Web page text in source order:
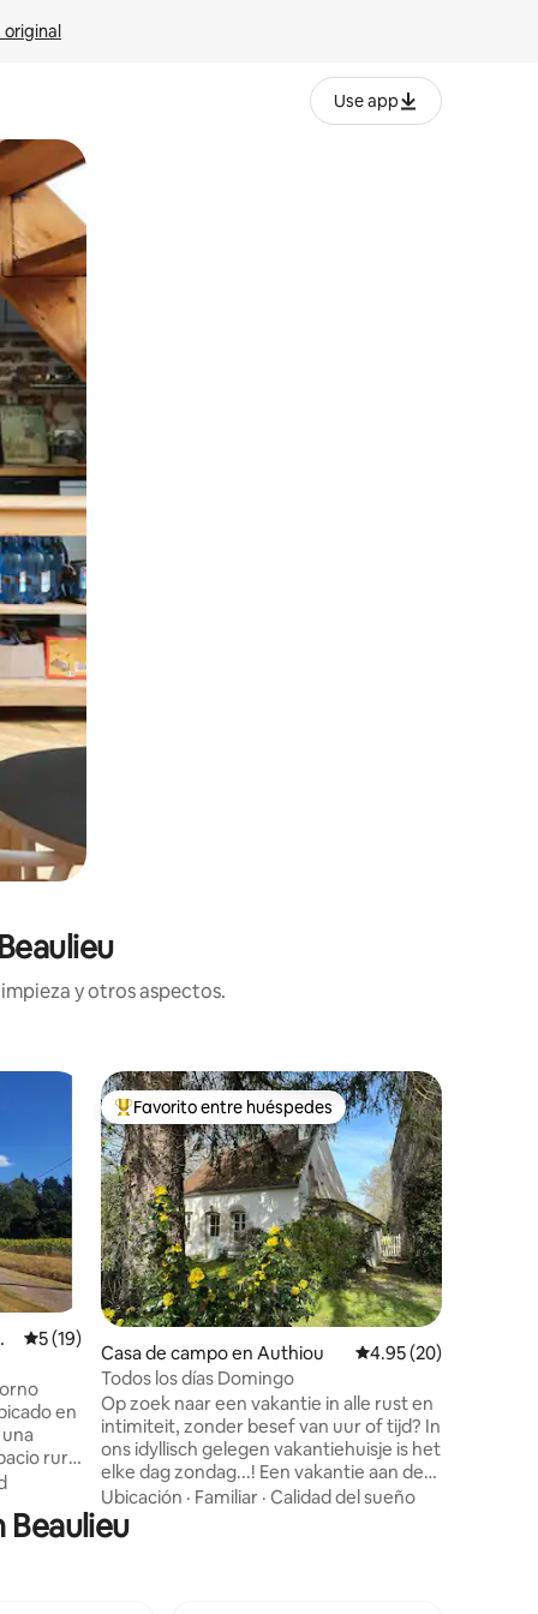
original
Use app
desliza el dedo.
y otros aspectos.
Calificación promedio: 5 de 5, 19 reseñas
5 (19)
rural
un
Favorito entre huéspedes preferido
Favorito entre huéspedes
Casa de campo en Authiou Calificación
4.95 (20)
Todos los días Domingo
Op zoek naar een vakantie in alle rust en
intimiteit, zonder besef van uur of tijd? In
ons idyllisch gelegen vakantiehuisje is het
elke dag zondag...! Een vakantie aan de
westkant van de Morvan, in de regio
rondom Vézelay, Clamecy en het Canal
du Nivernais biedt een unieke
Ubicación · Familiar · Calidad del sueño
Beaulieu